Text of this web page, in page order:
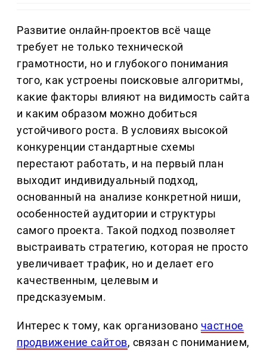
Развитие онлайн‑проектов всё чаще
требует не только технической
грамотности, но и глубокого понимания
того, как устроены поисковые алгоритмы,
какие факторы влияют на видимость сайта
и каким образом можно добиться
устойчивого роста. В условиях высокой
конкуренции стандартные схемы
перестают работать, и на первый план
выходит индивидуальный подход,
основанный на анализе конкретной ниши,
особенностей аудитории и структуры
самого проекта. Такой подход позволяет
выстраивать стратегию, которая не просто
увеличивает трафик, но и делает его
качественным, целевым и
предсказуемым.
Интерес к тому, как организовано частное
продвижение сайтов, связан с пониманием,